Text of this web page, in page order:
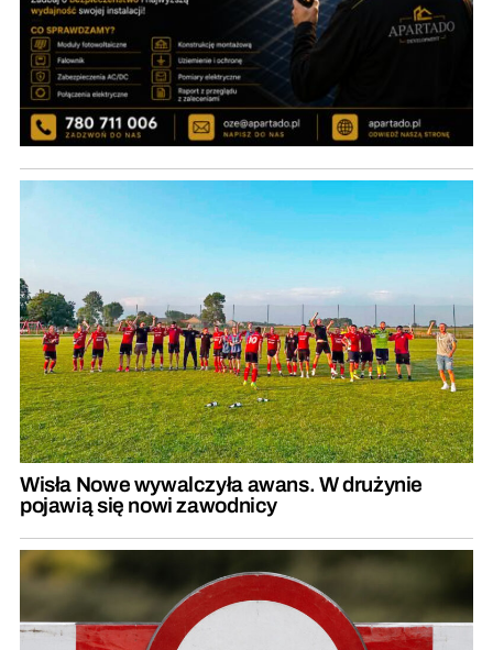
Wisła Nowe wywalczyła awans. W drużynie
pojawią się nowi zawodnicy